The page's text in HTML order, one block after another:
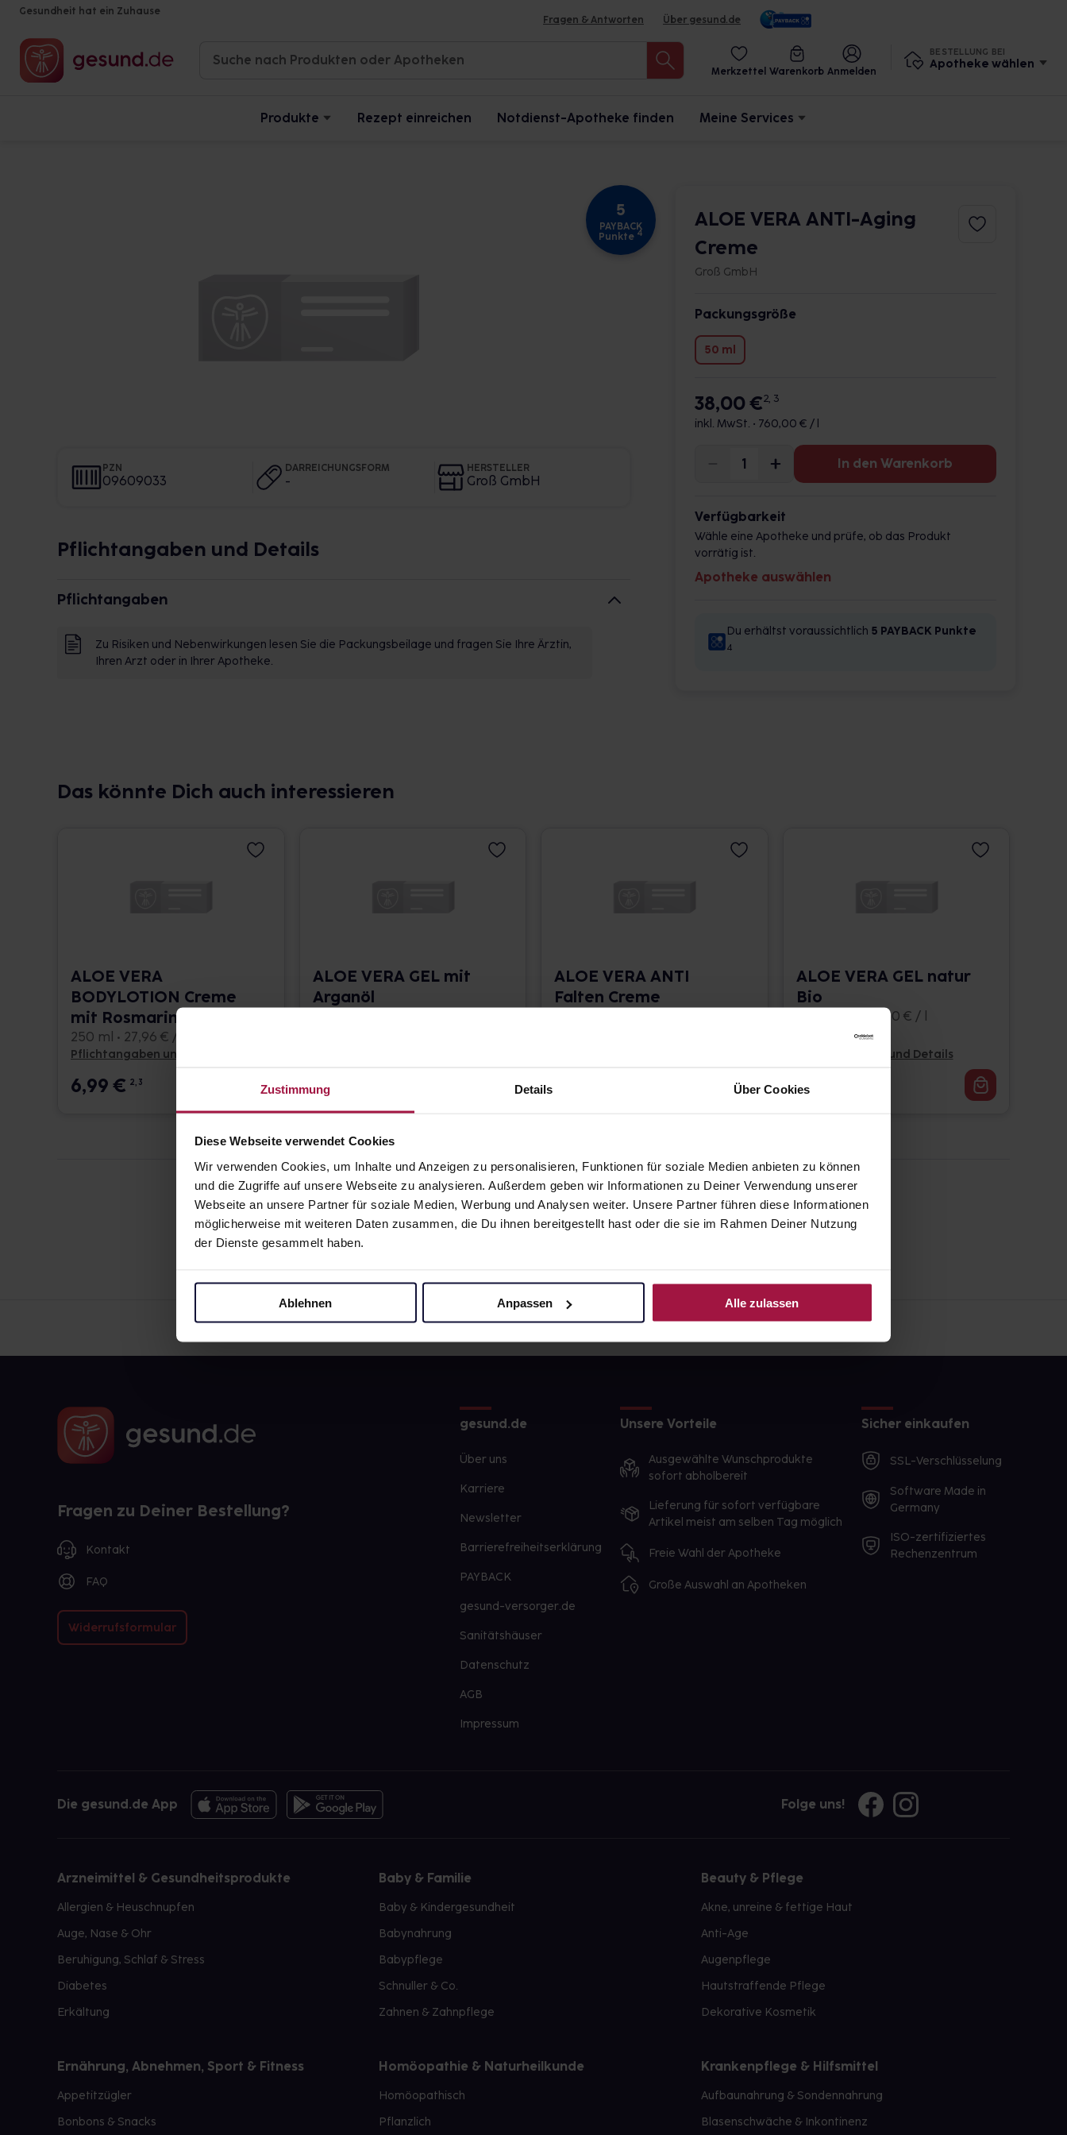
Zustimmung Details Über Cookies
Diese Webseite verwendet Cookies
Wir verwenden Cookies, um Inhalte und Anzeigen zu personalisieren, Funktionen für soziale Medien anbieten zu können
und die Zugriffe auf unsere Webseite zu analysieren. Außerdem geben wir Informationen zu Deiner Verwendung unserer
Webseite an unsere Partner für soziale Medien, Werbung und Analysen weiter. Unsere Partner führen diese Informationen
möglicherweise mit weiteren Daten zusammen, die Du ihnen bereitgestellt hast oder die sie im Rahmen Deiner Nutzung
der Dienste gesammelt haben.
Ablehnen Anpassen Alle zulassen
Gesundheit hat ein Zuhause
Fragen & Antworten Über gesund.de
Merkzettel Warenkorb Anmelden
BESTELLUNG BEI
Apotheke wählen
Produkte Rezept einreichen Notdienst-Apotheke finden Meine Services
5
PAYBACK
Punkte 4
PZN
09609033
DARREICHUNGSFORM
-
HERSTELLER
Groß GmbH
Pflichtangaben und Details
Pflichtangaben
Zu Risiken und Nebenwirkungen lesen Sie die Packungsbeilage und fragen Sie Ihre Ärztin,
Ihren Arzt oder in Ihrer Apotheke.
ALOE VERA ANTI-Aging
Creme
Groß GmbH
Packungsgröße
50 ml
38,00 €2, 3
inkl. MwSt. • 760,00 € / l
In den Warenkorb
Verfügbarkeit
Wähle eine Apotheke und prüfe, ob das Produkt
vorrätig ist.
Apotheke auswählen
Du erhältst voraussichtlich 5 PAYBACK Punkte
4
Das könnte Dich auch interessieren
ALOE VERA
BODYLOTION Creme
mit Rosmarin
250 ml • 27,96 € / l
Pflichtangaben und Details
6,99€ 2, 3
ALOE VERA GEL mit
Arganöl
78,34
ALOE VERA ANTI
Falten Creme
ALOE VERA GEL natur
Bio
6x200 ml • 57,50 € / l
Pflichtangaben und Details
69,00
Fragen zu Deiner Bestellung?
Kontakt
FAQ
Widerrufsformular
gesund.de
Über uns
Karriere
Newsletter
Barrierefreiheitserklärung
PAYBACK
gesund-versorger.de
Sanitätshäuser
Datenschutz
AGB
Impressum
Unsere Vorteile
Ausgewählte Wunschprodukte
sofort abholbereit
Lieferung für sofort verfügbare
Artikel meist am selben Tag möglich
Freie Wahl der Apotheke
Große Auswahl an Apotheken
Sicher einkaufen
SSL-Verschlüsselung
Software Made in
Germany
ISO-zertifiziertes
Rechenzentrum
Die gesund.de App Folge uns!
Arzneimittel & Gesundheitsprodukte
Allergien & Heuschnupfen
Auge, Nase & Ohr
Beruhigung, Schlaf & Stress
Diabetes
Erkältung
Baby & Familie
Baby & Kindergesundheit
Babynahrung
Babypflege
Schnuller & Co.
Zahnen & Zahnpflege
Beauty & Pflege
Akne, unreine & fettige Haut
Anti-Age
Augenpflege
Hautstraffende Pflege
Dekorative Kosmetik
Ernährung, Abnehmen, Sport & Fitness
Appetitzügler
Bonbons & Snacks
Homöopathie & Naturheilkunde
Homöopathisch
Pflanzlich
Krankenpflege & Hilfsmittel
Aufbaunahrung & Sondennahrung
Blasenschwäche & Inkontinenz